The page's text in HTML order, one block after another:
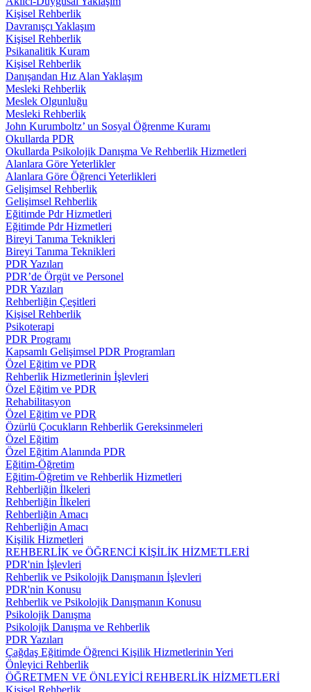
Kişisel Rehberlik
Davranışçı Yaklaşım
Kişisel Rehberlik
Psikanalitik Kuram
Kişisel Rehberlik
Danışandan Hız Alan Yaklaşım
Mesleki Rehberlik
Meslek Olgunluğu
Mesleki Rehberlik
John Kurumboltz’ un Sosyal Öğrenme Kuramı
Okullarda PDR
Okullarda Psikolojik Danışma Ve Rehberlik Hizmetleri
Alanlara Göre Yeterlikler
Alanlara Göre Öğrenci Yeterlikleri
Gelişimsel Rehberlik
Gelişimsel Rehberlik
Eğitimde Pdr Hizmetleri
Eğitimde Pdr Hizmetleri
Bireyi Tanıma Teknikleri
Bireyi Tanıma Teknikleri
PDR Yazıları
PDR’de Örgüt ve Personel
PDR Yazıları
Rehberliğin Çeşitleri
Kişisel Rehberlik
Psikoterapi
PDR Programı
Kapsamlı Gelişimsel PDR Programları
Özel Eğitim ve PDR
Rehberlik Hizmetlerinin İşlevleri
Özel Eğitim ve PDR
Rehabilitasyon
Özel Eğitim ve PDR
Özürlü Çocukların Rehberlik Gereksinmeleri
Özel Eğitim
Özel Eğitim Alanında PDR
Eğitim-Öğretim
Eğitim-Öğretim ve Rehberlik Hizmetleri
Rehberliğin İlkeleri
Rehberliğin İlkeleri
Rehberliğin Amacı
Rehberliğin Amacı
Kişilik Hizmetleri
REHBERLİK ve ÖĞRENCİ KİŞİLİK HİZMETLERİ
PDR'nin İşlevleri
Rehberlik ve Psikolojik Danışmanın İşlevleri
PDR'nin Konusu
Rehberlik ve Psikolojik Danışmanın Konusu
Psikolojik Danışma
Psikolojik Danışma ve Rehberlik
PDR Yazıları
Çağdaş Eğitimde Öğrenci Kişilik Hizmetlerinin Yeri
Önleyici Rehberlik
ÖĞRETMEN VE ÖNLEYİCİ REHBERLİK HİZMETLERİ
Kişisel Rehberlik